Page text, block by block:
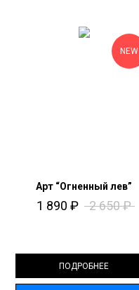
NEW
Арт “Огненный лев”
1 890 ₽ 2 650₽
ПОДРОБНЕЕ